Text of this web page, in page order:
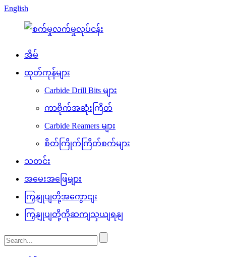
English
အိမ်
ထုတ်ကုန်များ
Carbide Drill Bits များ
ကာဗိုက်အဆုံးကြိတ်
Carbide Reamers များ
စိတ်ကြိုက်ကြိတ်စက်များ
သတင်း
အမေးအဖြေများ
ကြှနျုပျတို့အကွောငျး
ကြှနျုပျတို့ကိုဆကျသှယျရနျ